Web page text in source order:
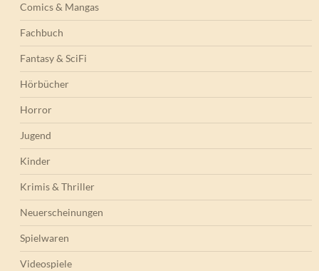
Comics & Mangas
Fachbuch
Fantasy & SciFi
Hörbücher
Horror
Jugend
Kinder
Krimis & Thriller
Neuerscheinungen
Spielwaren
Videospiele